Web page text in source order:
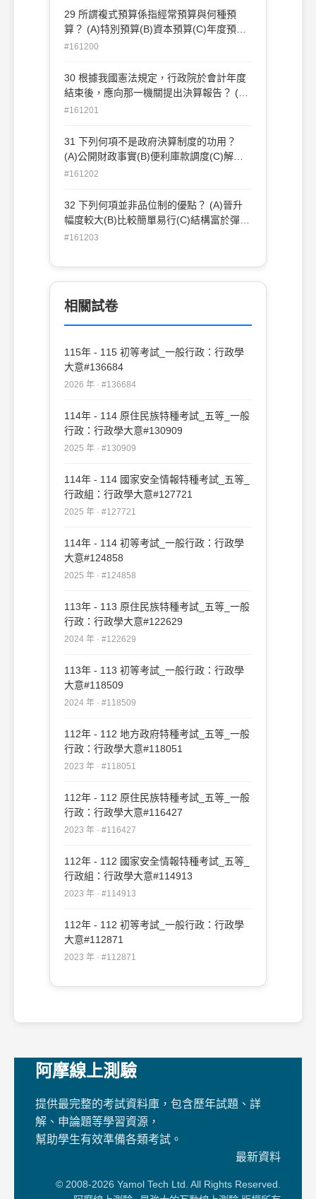
29 所謂複式預算係指經常預算與何種預
算？ (A)特別預算(B)資本預算(C)年度預算
(D)基金預算
#161200
30 根據我國憲法規定，行政院於會計年度
結束後，應向那一機關提出決算報告？ (A)
監察院(B)考試院(C)司法院(D)立法院
#161201
31 下列何項不是政府決算制度的功用？
(A)公開財政事實(B)便利庫款調度(C)解除
政府財務責任(D)作為編製下年度預算之參
#161202
32 下列何項並非品位制的優點？ (A)晉升
幅度較大(B)比較簡單易行(C)結構富於彈性
(D)強調同工同酬
#161203
相關試卷
115年 - 115 初等考試_一般行政：行政學
大意#136684
2026 年 · #136684
114年 - 114 原住民族特種考試_五等_一般
行政：行政學大意#130909
2025 年 · #130909
114年 - 114 國家安全情報特種考試_五等_
行政組：行政學大意#127721
2025 年 · #127721
114年 - 114 初等考試_一般行政：行政學
大意#124858
2025 年 · #124858
113年 - 113 原住民族特種考試_五等_一般
行政：行政學大意#122629
2024 年 · #122629
113年 - 113 初等考試_一般行政：行政學
大意#118509
2024 年 · #118509
112年 - 112 地方政府特種考試_五等_一般
行政：行政學大意#118051
2023 年 · #118051
112年 - 112 原住民族特種考試_五等_一般
行政：行政學大意#116427
2023 年 · #116427
112年 - 112 國家安全情報特種考試_五等_
行政組：行政學大意#114913
2023 年 · #114913
112年 - 112 初等考試_一般行政：行政學
大意#112871
2023 年 · #112871
阿摩線上測驗
提供最完整的考試資料庫，包含歷年試題、詳
解、申論題等學習資源，
幫助學生有效準備各類考試。
最新資料
© 2008-2026 Yamol Tech Ltd. All Rights Reserved.